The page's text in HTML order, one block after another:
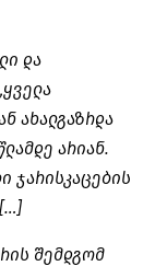
და
ახალგაზრდა
არიან.
ჯარისკაცების
შემდგომ